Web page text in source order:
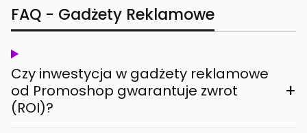
FAQ - Gadżety Reklamowe
Czy inwestycja w gadżety reklamowe
od Promoshop gwarantuje zwrot
(ROI)?
+